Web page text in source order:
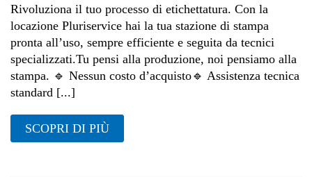
Rivoluziona il tuo processo di etichettatura. Con la
locazione Pluriservice hai la tua stazione di stampa
pronta all’uso, sempre efficiente e seguita da tecnici
specializzati.Tu pensi alla produzione, noi pensiamo alla
stampa. 🔹 Nessun costo d’acquisto🔹 Assistenza tecnica
standard [...]
SCOPRI DI PIÙ